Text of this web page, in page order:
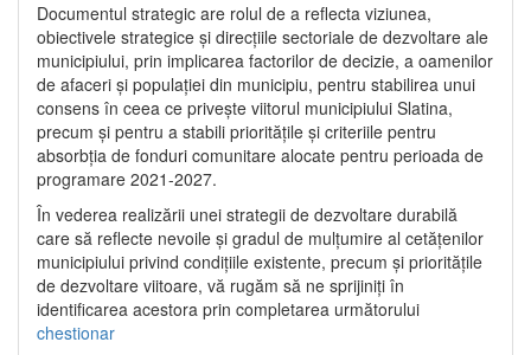
Documentul strategic are rolul de a reflecta viziunea,
obiectivele strategice și direcțiile sectoriale de dezvoltare ale
municipiului, prin implicarea factorilor de decizie, a oamenilor
de afaceri și populației din municipiu, pentru stabilirea unui
consens în ceea ce privește viitorul municipiului Slatina,
precum și pentru a stabili prioritățile și criteriile pentru
absorbția de fonduri comunitare alocate pentru perioada de
programare 2021-2027.
În vederea realizării unei strategii de dezvoltare durabilă
care să reflecte nevoile și gradul de mulțumire al cetățenilor
municipiului privind condițiile existente, precum și prioritățile
de dezvoltare viitoare, vă rugăm să ne sprijiniți în
identificarea acestora prin completarea următorului
chestionar